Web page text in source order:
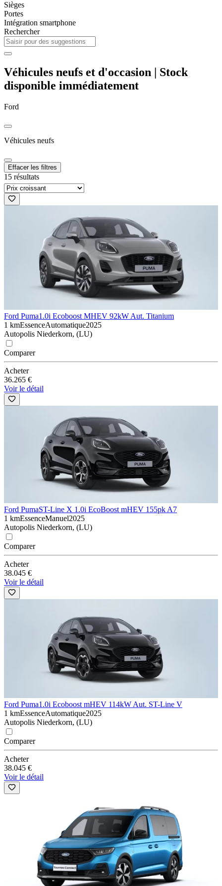
Sièges
Portes
Intégration smartphone
Rechercher
Véhicules neufs et d'occasion | Stock
disponible immédiatement
Ford
Véhicules neufs
Effacer les filtres
15 résultats
Ford Puma1.0i Ecoboost MHEV 92kW Aut. Titanium
1 kmEssenceAutomatique2025
Autopolis Niederkorn, (LU)
Comparer
Acheter
36.265 €
Voir le détail
Ford PumaST-Line X 1.0i EcoBoost mHEV 155pk A7
1 kmEssenceManuel2025
Autopolis Niederkorn, (LU)
Comparer
Acheter
38.045 €
Voir le détail
Ford Puma1.0i Ecoboost mHEV 114kW Aut. ST-Line V
1 kmEssenceAutomatique2025
Autopolis Niederkorn, (LU)
Comparer
Acheter
38.045 €
Voir le détail